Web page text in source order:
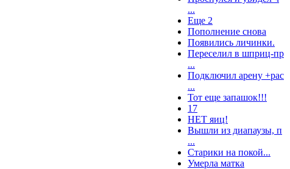
...
Еще 2
Пополнение снова
Появились личинки.
Переселил в шприц-пр
...
Подключил арену +рас
...
Тот еще запашок!!!
17
НЕТ яиц!
Вышли из диапаузы, п
...
Старики на покой...
Умерла матка